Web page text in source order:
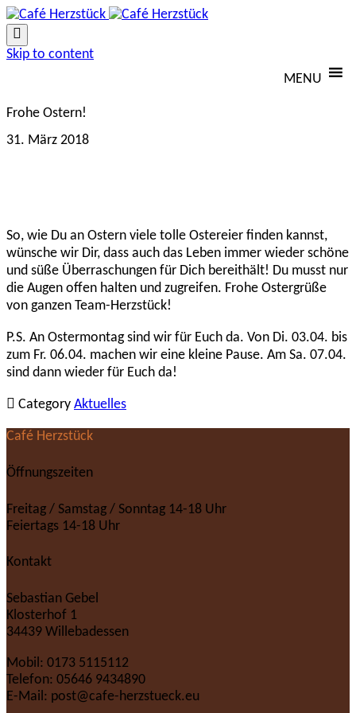

Skip to content
MENU
Frohe Ostern!
31. März 2018
So, wie Du an Ostern viele tolle Ostereier finden kannst,
wünsche wir Dir, dass auch das Leben immer wieder schöne
und süße Überraschungen für Dich bereithält! Du musst nur
die Augen offen halten und zugreifen. Frohe Ostergrüße
von ganzen Team-Herzstück!
P.S. An Ostermontag sind wir für Euch da. Von Di. 03.04. bis
zum Fr. 06.04. machen wir eine kleine Pause. Am Sa. 07.04.
sind dann wieder für Euch da!
 Category Aktuelles
Café Herzstück
Öffnungszeiten
Freitag / Samstag / Sonntag 14-18 Uhr
Feiertags 14-18 Uhr
Kontakt
Sebastian Gebel
Klosterhof 1
34439 Willebadessen
Mobil: 0173 5115112
Telefon: 05646 9434890
E-Mail: post@cafe-herzstueck.eu